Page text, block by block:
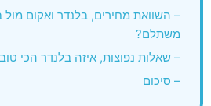
– השוואת מחירים, בלנדר ואקום
משתלם?
– שאלות נפוצות, איזה בלנדר הכי
– סיכום